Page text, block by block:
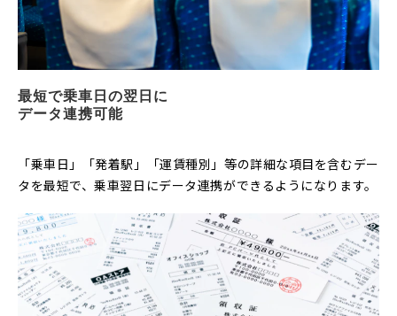
最短で乗車日の翌日に
データ連携可能
「乗車日」「発着駅」「運賃種別」等の詳細な項目を含むデー
タを最短で、乗車翌日にデータ連携ができるようになります。